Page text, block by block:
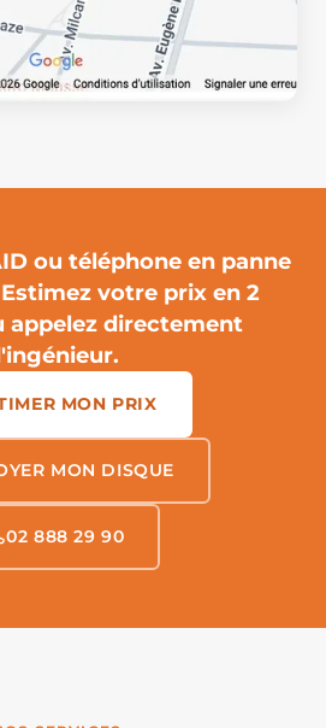
ou téléphone en panne
Estimez votre prix en 2
appelez directement
MON PRIX
MON DISQUE
02 888 29 90